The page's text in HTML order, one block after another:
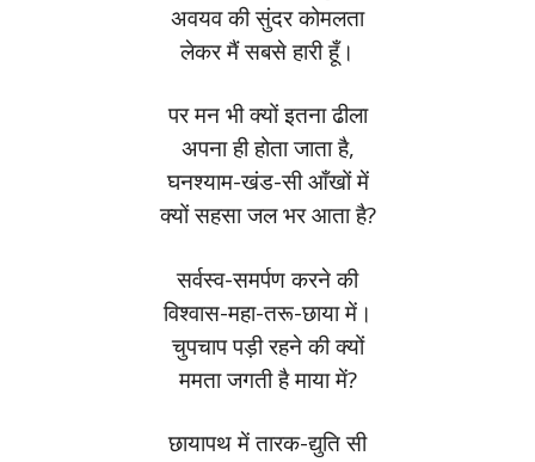
अवयव की सुंदर कोमलता
लेकर मैं सबसे हारी हूँ।
पर मन भी क्यों इतना ढीला
अपना ही होता जाता है,
घनश्याम-खंड-सी आँखों में
क्यों सहसा जल भर आता है?
सर्वस्व-समर्पण करने की
विश्वास-महा-तरू-छाया में।
चुपचाप पड़ी रहने की क्यों
ममता जगती है माया में?
छायापथ में तारक-द्युति सी